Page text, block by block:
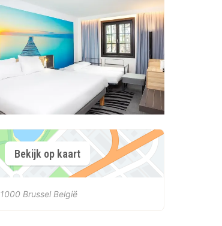
Bekijk op kaart
1000 Brussel België